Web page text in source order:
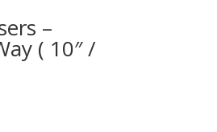
–
( 10″ /